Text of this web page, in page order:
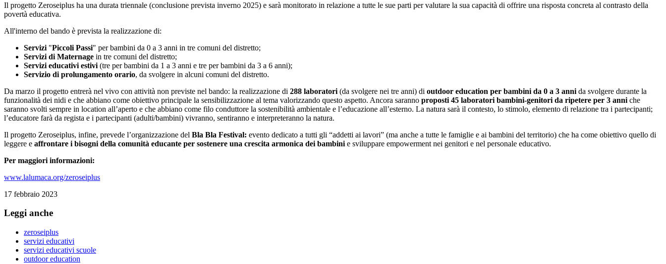
Il progetto Zeroseiplus ha una durata triennale (conclusione prevista inverno 2025) e sarà monitorato in relazione a tutte le sue parti per valutare la sua capacità di offrire una risposta concreta al contrasto della
povertà educativa.
All'interno del bando è prevista la realizzazione di:
Servizi "Piccoli Passi" per bambini da 0 a 3 anni in tre comuni del distretto;
Servizi di Maternage in tre comuni del distretto;
Servizi educativi estivi (tre per bambini da 1 a 3 anni e tre per bambini da 3 a 6 anni);
Servizio di prolungamento orario, da svolgere in alcuni comuni del distretto.
Da marzo il progetto entrerà nel vivo con attività non previste nel bando: la realizzazione di 288 laboratori (da svolgere nei tre anni) di outdoor education per bambini da 0 a 3 anni da svolgere durante la
funzionalità dei nidi e che abbiano come obiettivo principale la sensibilizzazione al tema valorizzando questo aspetto. Ancora saranno proposti 45 laboratori bambini-genitori da ripetere per 3 anni che
saranno svolti sempre in location all’aperto e che abbiano come filo conduttore la sostenibilità ambientale e l’educazione all’esterno. La natura sarà il contesto, lo stimolo, elemento di relazione tra i partecipanti;
l’educatore farà da regista e i partecipanti (adulti/bambini) vivranno, sentiranno e interpreteranno la natura.
Il progetto Zeroseiplus, infine, prevede l’organizzazione del Bla Bla Festival: evento dedicato a tutti gli “addetti ai lavori” (ma anche a tutte le famiglie e ai bambini del territorio) che ha come obiettivo quello di
leggere e affrontare i bisogni della comunità educante per sostenere una crescita armonica dei bambini e sviluppare empowerment nei genitori e nel personale educativo.
Per maggiori informazioni:
www.lalumaca.org/zeroseiplus
17 febbraio 2023
Leggi anche
zeroseiplus
servizi educativi
servizi educativi scuole
outdoor education